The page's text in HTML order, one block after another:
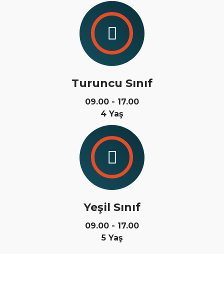
Turuncu Sınıf
09.00 - 17.00
4 Yaş
Yeşil Sınıf
09.00 - 17.00
5 Yaş